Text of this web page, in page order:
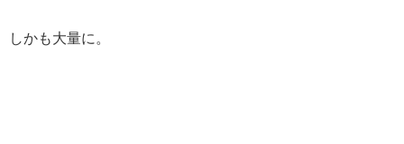
しかも大量に。